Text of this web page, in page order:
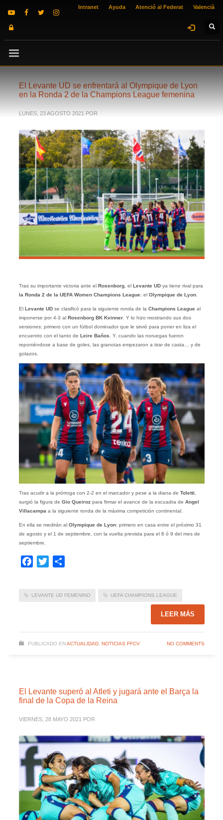
Intranet Ayuda Atenció al Federat Valencià
El Levante UD se enfrentará al Olympique de Lyon
en la Ronda 2 de la Champions League femenina
LUNES, 23 AGOSTO 2021 POR
Tras su importante victoria ante el Rosenborg, el Levante UD ya tiene rival para
la Ronda 2 de la UEFA Women Champions League: el Olympique de Lyon.
El Levante UDse clasificó para la siguiente ronda de la Champions Leagueal
imponerse por 4-3 al
Rosenborg BK Kvinner. Y lo hizo mostrando sus dos
versiones: primero con un fútbol dominador que le sirvió para poner en liza el
encuentro con el tanto de Leire Baños. Y, cuando las noruegas fueron
reponiéndose a base de goles, las granotas empezaron a tirar de casta… y de
golazos.
Tras acudir a la prórroga con 2-2 en el marcador y pese a la diana de Toletti
surgió la figura de Gio Queiroz para firmar el avance de la escuadra de Angel
Villacampa a la siguiente ronda de la máxima competición continental.
En ella se medirán al Olympique de Lyon: primero en casa entre el próximo 31
de agosto y el 1 de septiembre, con la vuelta prevista para el 8 ó 9 del mes de
septiembre.
Facebook
Twitter
LEVANTE UD FEMENINO UEFA CHAMPIONS LEAGUE
LEER MÁS
PUBLICADO EN ACTUALIDAD, NOTICIAS FFCV NO COMMENTS
El Levante superó al Atleti y jugará ante el Barça la
final de la Copa de la Reina
VIERNES, 28 MAYO 2021 POR